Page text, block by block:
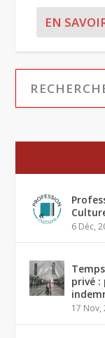
EN
6 Déc,
privé :
17 Nov,